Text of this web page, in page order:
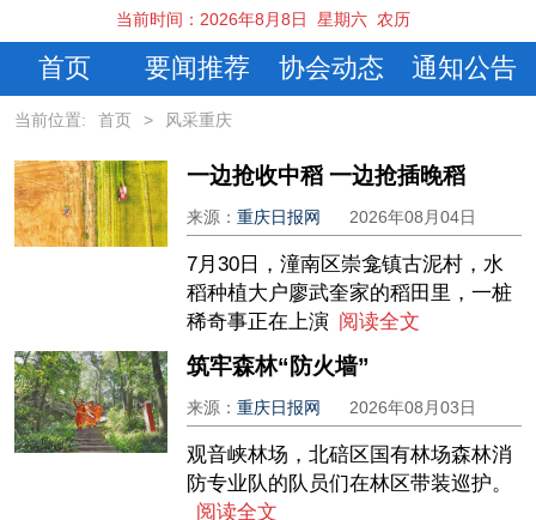
当前时间： 2026年8月8日 星期六 农历
首页 要闻推荐 协会动态 通知公告
当前位置: 首页 > 风采重庆
一边抢收中稻 一边抢插晚稻
来源：重庆日报网 2026年08月04日
7月30日，潼南区崇龛镇古泥村，水
稻种植大户廖武奎家的稻田里，一桩
稀奇事正在上演 阅读全文
筑牢森林“防火墙”
来源：重庆日报网 2026年08月03日
观音峡林场，北碚区国有林场森林消
防专业队的队员们在林区带装巡护。
阅读全文